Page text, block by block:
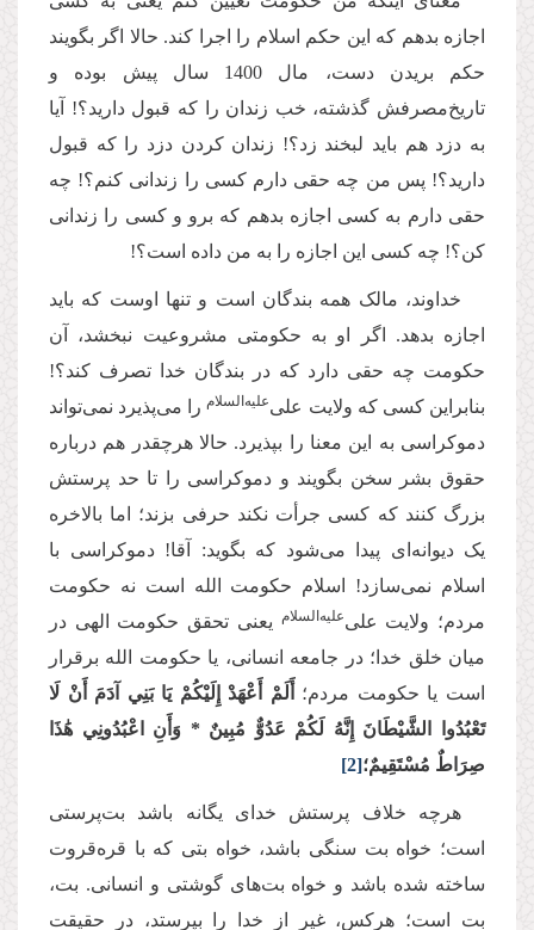
اجازه بدهم که این حکم اسلام را اجرا کند. حالا اگر بگویند
حکم بریدن دست، مال 1400 سال پیش بوده و
تاریخ‌مصرفش گذشته، خب زندان را که قبول دارید؟! آیا
به دزد هم باید لبخند زد؟! زندان کردن دزد را که قبول
دارید؟! پس من چه حقی دارم کسی را زندانی کنم؟! چه
حقی دارم به کسی اجازه بدهم که برو و کسی را زندانی
کن؟! چه کسی این اجازه را به من داده است؟!
خداوند، مالک همه بندگان است و تنها اوست که باید
اجازه بدهد. اگر او به حکومتی مشروعیت نبخشد، آن
حکومت چه حقی دارد که در بندگان خدا تصرف کند؟!
بنابراین کسی که ولایت علی‌علیه‌‌السلامرا می‌پذیرد نمی‌تواند
دموکراسی به این معنا را بپذیرد. حالا هرچقدر هم درباره
حقوق بشر سخن بگویند و دموکراسی را تا حد پرستش
بزرگ کنند که کسی جرأت نکند حرفی بزند؛ اما بالاخره
یک دیوانه‌ای پیدا می‌شود که بگوید: آقا! دموکراسی با
اسلام نمی‌سازد! اسلام حکومت الله است نه حکومت
مردم؛ ولایت علی‌علیه‌‌السلام
یعنی تحقق حکومت الهی در
میان خلق خدا؛ در جامعه انسانی، یا حکومت الله برقرار
است یا حکومت مردم؛
أَلَمْ أَعْهَدْ إِلَيْكُمْ يَا بَنِي آدَمَ أَنْ لَا
تَعْبُدُوا الشَّيْطَانَ إِنَّهُ لَكُمْ عَدُوٌّ مُبِينٌ * وَأَنِ اعْبُدُونِي هَٰذَا
صِرَاطٌ مُسْتَقِيمٌ؛[2]
هرچه خلاف پرستش خدای یگانه باشد بت‌پرستی
است؛ خواه بت سنگی باشد، خواه بتی که با قره‌قروت
ساخته شده باشد و خواه بت‌های گوشتی و انسانی. بت،
بت است؛ هرکس، غیر از خدا را بپرستد، در حقیقت